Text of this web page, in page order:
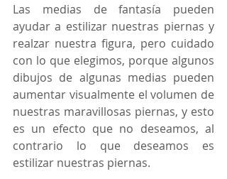
Las medias de fantasía pueden
ayudar a estilizar nuestras piernas y
realzar nuestra figura, pero cuidado
con lo que elegimos, porque algunos
dibujos de algunas medias pueden
aumentar visualmente el volumen de
nuestras maravillosas piernas, y esto
es un efecto que no deseamos, al
contrario lo que deseamos es
estilizar nuestras piernas.